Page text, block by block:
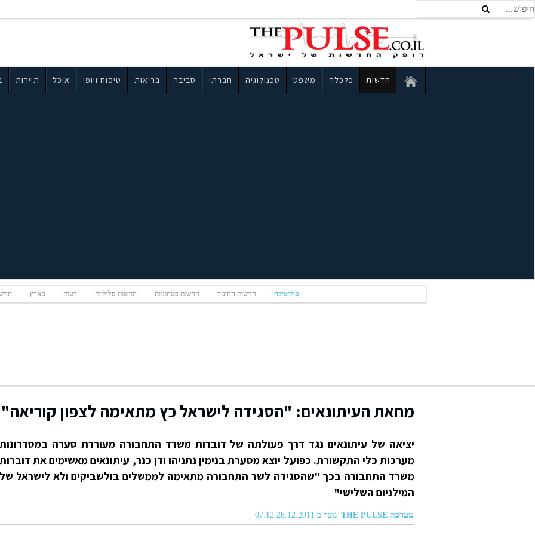
חדשות כלכלה משפט טכנולוגיה חברתי סביבה בריאות טיפוח ויופי אוכל תיירות
פוליטיקה חדשות החינוך חדשות בטחוניות חדשות פליליות דעות בארץ
מחאת העיתונאים: "הסגידה לישראל כץ מתאימה לצפון קוריאה"
יציאה של עיתונאים נגד דרך פעולתה של דוברות משרד התחבורה מעוררת סערה במסדרונות
מערכות כלי התקשורת. כפועל יוצא מסערת בנימין נתניהו ודן כנר, עיתונאים מאשימים את דוברות
משרד התחבורה בכך "שהסגידה לשר התחבורה מתאימה לממשלים בולשביקים ולא לישראל של
המילניום השלישי"
מערכת THE PULSE נוצר ב 28.12.2011 07:12